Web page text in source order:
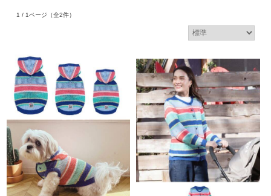
1 / 1ページ （全2件）